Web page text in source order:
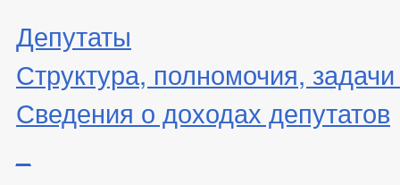
Депутаты
Структура, полномочия,
Сведения о доходах депутатов